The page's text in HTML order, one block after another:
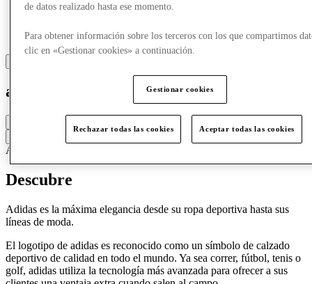
adidas
Accesorios y bolsos
Descubre
Adidas es la máxima elegancia desde su ropa deportiva hasta sus
líneas de moda.
El logotipo de adidas es reconocido como un símbolo de calzado
deportivo de calidad en todo el mundo. Ya sea correr, fútbol, tenis o
golf, adidas utiliza la tecnología más avanzada para ofrecer a sus
de datos realizado hasta ese momento.
Para obtener información sobre los terceros con los que compartimos
clic en «Gestionar cookies» a continuación.
Gestionar cookies
Rechazar todas las cookies Aceptar todas las cookies